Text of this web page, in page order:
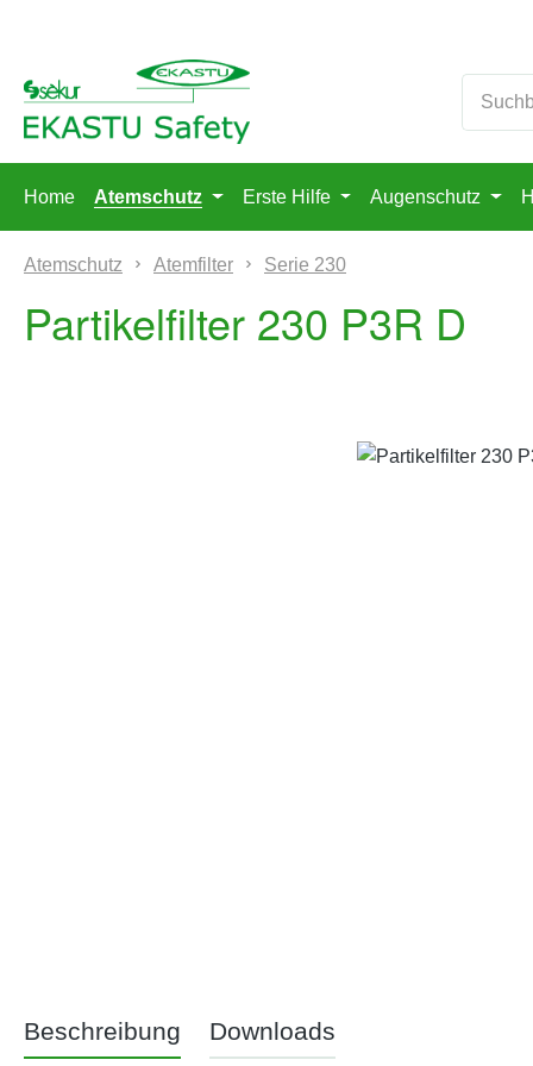
Home Atemschutz Erste Hilfe Augenschutz
Atemschutz Atemfilter Serie 230
Partikelfilter 230 P3R D
Beschreibung Downloads